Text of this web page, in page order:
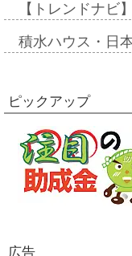
【トレンドナ
積水ハウス・日
ピックアップ
広告